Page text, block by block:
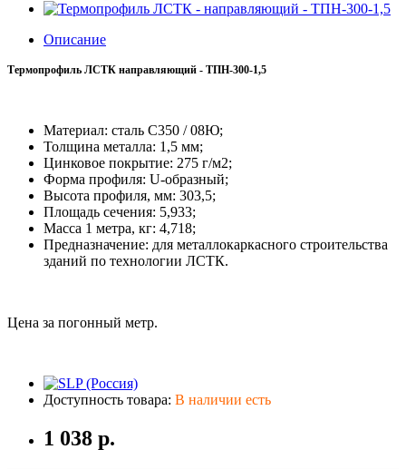
Описание
Термопрофиль ЛСТК направляющий - ТПН-300-1,5
Материал: сталь С350 / 08Ю;
Толщина металла: 1,5 мм;
Цинковое покрытие: 275 г/м2;
Форма профиля: U-образный;
Высота профиля, мм: 303,5;
Площадь сечения: 5,933;
Масса 1 метра, кг: 4,718;
Предназначение: для металлокаркасного строительства
зданий по технологии ЛСТК.
Цена за погонный метр.
Доступность товара: В наличии есть
1 038 р.